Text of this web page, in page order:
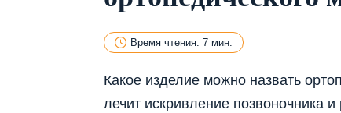
Время чтения: 7 мин.
Какое изделие можно назвать
лечит искривление позвоночника